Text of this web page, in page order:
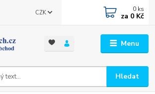
Menu
CZK
Hledat
0 ks
za 0 Kč